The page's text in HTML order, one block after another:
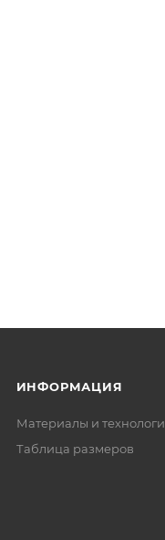
ИНФОРМАЦИЯ
Материалы и
Таблица размеров